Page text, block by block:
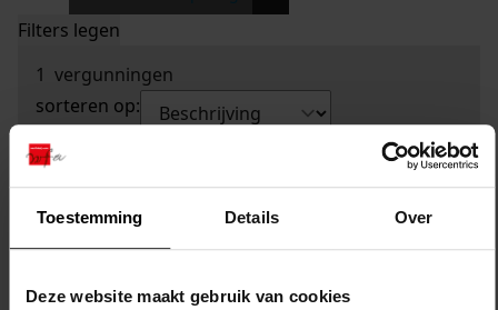
Toestemming Details Over
Deze website maakt gebruik van cookies
Filters legen
1 vergunningen
sorteren op: